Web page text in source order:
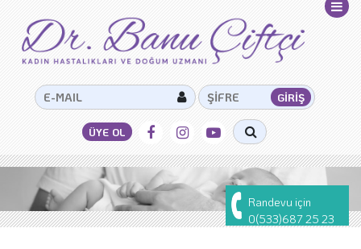
Randevu için
0(533)687 25 23